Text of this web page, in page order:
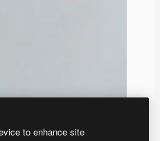
to enhance site